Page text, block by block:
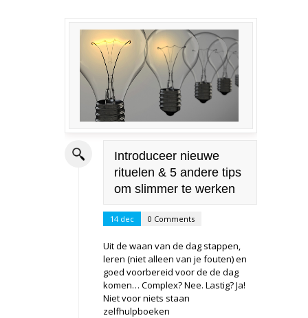
Introduceer nieuwe
rituelen & 5 andere tips
om slimmer te werken
14 dec 0 Comments
Uit de waan van de dag stappen,
leren (niet alleen van je fouten) en
goed voorbereid voor de de dag
komen… Complex? Nee. Lastig? Ja!
Niet voor niets staan
zelfhulpboeken